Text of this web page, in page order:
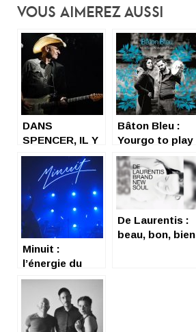
Vous Aimerez Aussi
DANS
SPENCER, IL Y
A DE LA MAGIE
(PART 2)
Bâton Bleu :
Yourgo to play
(de l’attention
en milieu 2.0)
Minuit :
l’énergie du
groove
De Laurentis :
beau, bon, bien